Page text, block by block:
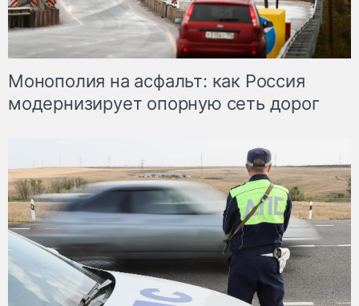
Монополия на асфальт: как Россия
модернизирует опорную сеть дорог